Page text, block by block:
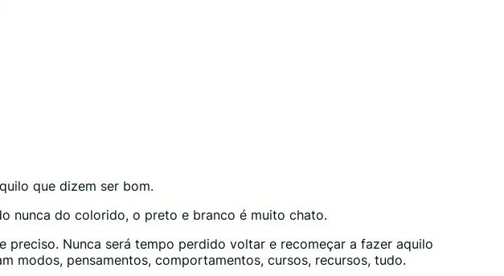
que dizem ser bom.
nunca do colorido, o preto e branco é muito chato.
preciso. Nunca será tempo perdido voltar e recomeçar a fazer aquilo
modos, pensamentos, comportamentos, cursos, recursos, tudo.